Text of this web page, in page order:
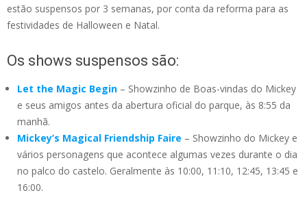
estão suspensos por 3 semanas, por conta da reforma para as
festividades de Halloween e Natal.
Os shows suspensos são:
Let the Magic Begin – Showzinho de Boas-vindas do Mickey
e seus amigos antes da abertura oficial do parque, às 8:55 da
manhã.
Mickey’s Magical Friendship Faire – Showzinho do Mickey e
vários personagens que acontece algumas vezes durante o dia
no palco do castelo. Geralmente às 10:00, 11:10, 12:45, 13:45 e
16:00.